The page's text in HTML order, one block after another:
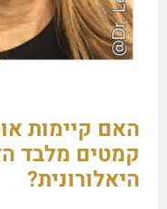
האם קיימות
קמטים מלבד
היאלורונית?